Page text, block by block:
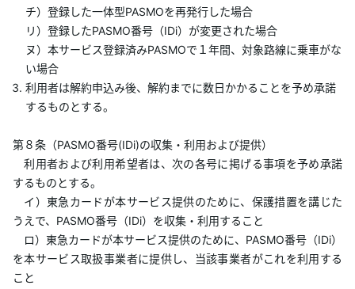
チ）登録した一体型PASMOを再発行した場合
リ）登録したPASMO番号（IDi）が変更された場合
ヌ）本サービス登録済みPASMOで１年間、対象路線に乗車がな
い場合
利用者は解約申込み後、解約までに数日かかることを予め承諾
するものとする。
第８条（PASMO番号(IDi)の収集・利用および提供）
利用者および利用希望者は、次の各号に掲げる事項を予め承諾
するものとする。
イ）東急カードが本サービス提供のために、保護措置を講じた
うえで、PASMO番号（IDi）を収集・利用すること
ロ）東急カードが本サービス提供のために、PASMO番号（IDi）
を本サービス取扱事業者に提供し、当該事業者がこれを利用する
こと